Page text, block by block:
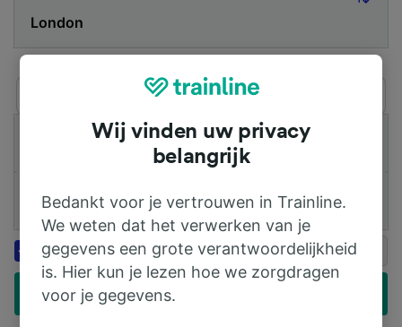
Retour
Terugreis
1 volwassene (16+)
Treinpas toevoegen
Korting tot 20% op verblijven
met Genius
Booking.com
Goedkope treinkaartjes zoeken
Wij vinden uw privacy
belangrijk
Bedankt voor je vertrouwen in Trainline.
We weten dat het verwerken van je
gegevens een grote verantwoordelijkheid
is. Hier kun je lezen hoe we zorgdragen
voor je gegevens.